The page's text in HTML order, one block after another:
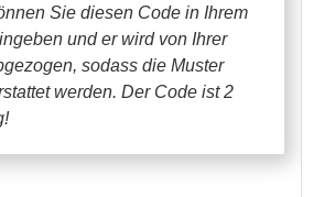
Sie diesen Code in Ihrem
und er wird von Ihrer
sodass die Muster
werden. Der Code ist 2